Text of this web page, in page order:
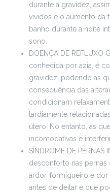
durante a gravidez,
vividos e o aumento da
banho durante a noite
sono.
DOENÇA DE REFLUXO
conhecida por azia, é
gravidez, podendo as
consequência das
condicionam
tardiamente
útero. No entanto, as
incomodativas e
SÍNDROME DE
desconforto nas
ardor, formigueiro e dor
antes de deitar e que